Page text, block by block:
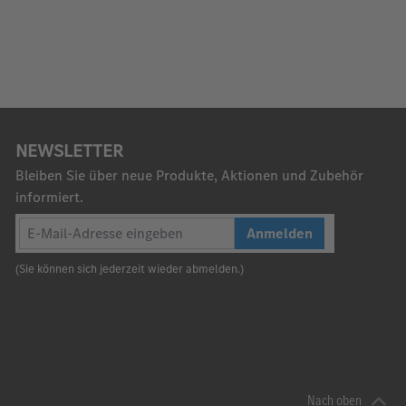
NEWSLETTER
Bleiben Sie über neue Produkte, Aktionen und Zubehör
informiert.
Anmelden
(Sie können sich jederzeit wieder abmelden.)
Nach oben